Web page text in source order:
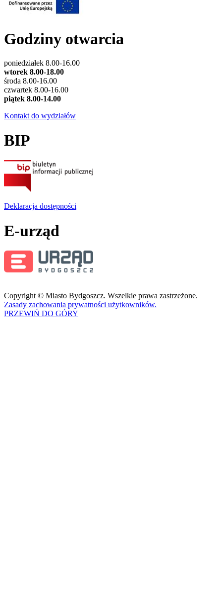
Godziny otwarcia
poniedziałek 8.00-16.00
wtorek 8.00-18.00
środa 8.00-16.00
czwartek 8.00-16.00
piątek 8.00-14.00
Kontakt do wydziałów
BIP
Deklaracja dostępności
E-urząd
Copyright © Miasto Bydgoszcz. Wszelkie prawa zastrzeżone.
Zasady zachowania prywatności użytkowników.
PRZEWIŃ DO GÓRY